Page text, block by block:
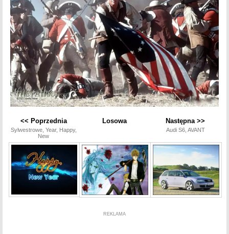
<< Poprzednia
Sylwestrowe, Year, Happy,
New
Losowa Następna >>
Audi S6, AVANT
REKLAMA